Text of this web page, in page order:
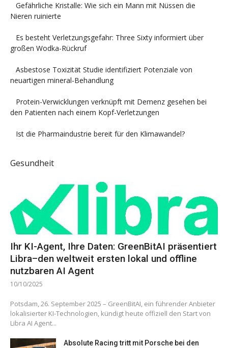
Gefährliche Kristalle: Wie sich ein Mann mit Nüssen die
Nieren ruinierte
Es besteht Verletzungsgefahr: Three Sixty informiert über
großen Wodka-Rückruf
Asbestose Toxizität Studie identifiziert Potenziale von
neuartigen mineral-Behandlung
Protein-Verwicklungen verknüpft mit Demenz gesehen bei
den Patienten nach einem Kopf-Verletzungen
Ist die Pharmaindustrie bereit für den Klimawandel?
Gesundheit
Ihr KI-Agent, Ihre Daten: GreenBitAI präsentiert
Libra–den weltweit ersten lokal und offline
nutzbaren AI Agent
10/10/2025
Potsdam, 26. September 2025 – GreenBitAI, ein führender Anbieter
lokalisierter KI-Technologien, kündigt heute offiziell den Start von
Libra AI Agent...
Absolute Racing tritt mit Porsche bei den